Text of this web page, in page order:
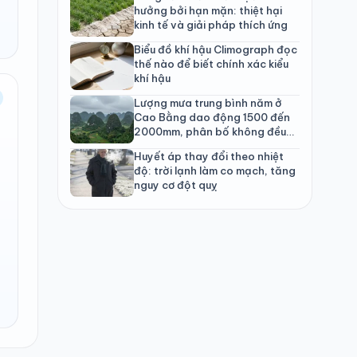
hưởng bởi hạn mặn: thiệt hại
kinh tế và giải pháp thích ứng
Biểu đồ khí hậu Climograph đọc
thế nào để biết chính xác kiểu
khí hậu
Lượng mưa trung bình năm ở
Cao Bằng dao động 1500 đến
2000mm, phân bố không đều
Huyết áp thay đổi theo nhiệt
độ: trời lạnh làm co mạch, tăng
nguy cơ đột quỵ